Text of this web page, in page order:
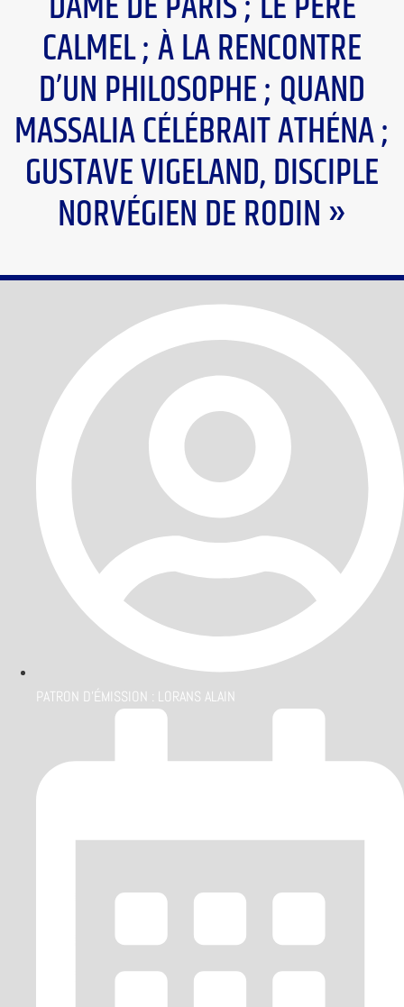
CALMEL ; À LA RENCONTRE
D’UN PHILOSOPHE ; QUAND
MASSALIA CÉLÉBRAIT ATHÉNA ;
GUSTAVE VIGELAND, DISCIPLE
NORVÉGIEN DE RODIN »
PATRON D'ÉMISSION : LORANS ALAIN